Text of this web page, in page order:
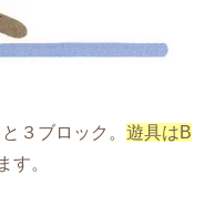
３ブロック。 遊具はB
す。